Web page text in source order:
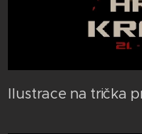
Ilustrace na trička